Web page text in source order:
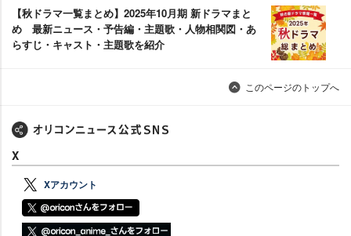
【秋ドラマ一覧まとめ】2025年10月期 新ドラマまと
め 最新ニュース・予告編・主題歌・人物相関図・あ
らすじ・キャスト・主題歌を紹介
このページのトップへ
X
Xアカウント